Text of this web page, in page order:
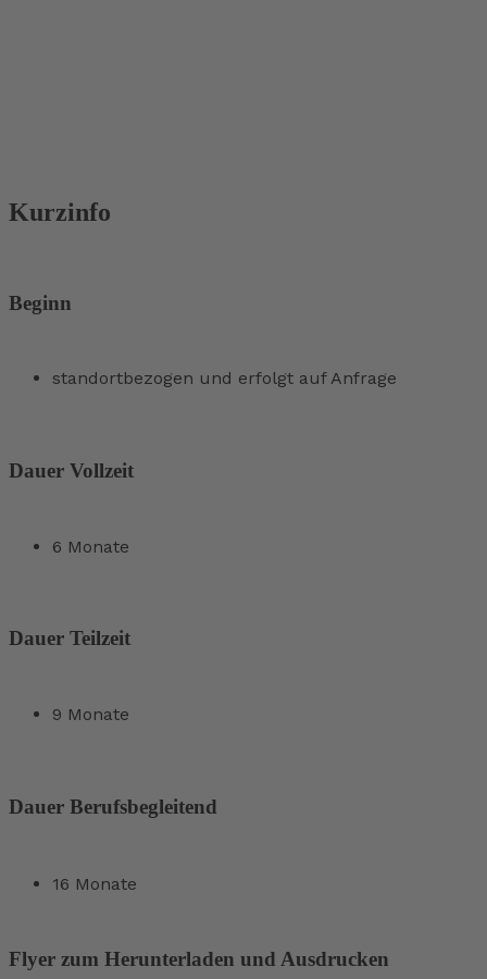
Kurzinfo
Beginn
standortbezogen und erfolgt auf Anfrage
Dauer Vollzeit
6 Monate
Dauer Teilzeit
9 Monate
Dauer Berufsbegleitend
16 Monate
Flyer zum Herunterladen und Ausdrucken